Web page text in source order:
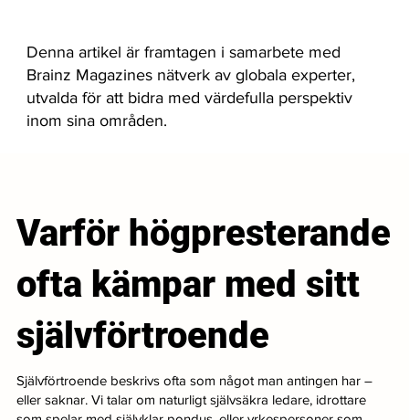
Denna artikel är framtagen i samarbete med
Brainz Magazines nätverk av globala experter,
utvalda för att bidra med värdefulla perspektiv
inom sina områden.
Varför högpresterande
ofta kämpar med sitt
självförtroende
Självförtroende beskrivs ofta som något man antingen har –
eller saknar. Vi talar om naturligt självsäkra ledare, idrottare